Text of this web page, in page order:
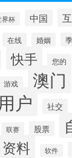
界杯 中国
在线 婚姻
快手 您的
游戏 澳门
用户 社交
联赛 股票
资料 软件